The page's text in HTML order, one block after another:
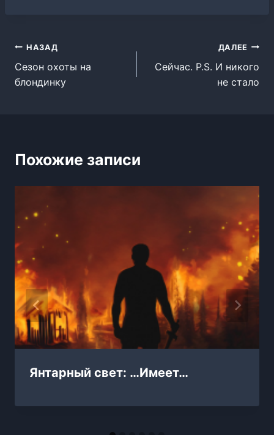
Навигация
по
НАЗАД
Сезон охоты на
блондинку
ДАЛЕЕ
Сейчас. P.S. И никого
не стало
Похожие записи
Янтарный свет: …Имеет…